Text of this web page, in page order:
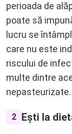
perioada de
poate să
lucru se
care nu este
riscului de
multe dintre
nepasteurizate.
2 Ești la